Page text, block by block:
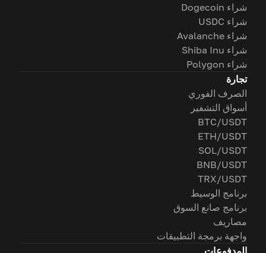
شراء Dogecoin
شراء USDC
شراء Avalanche
شراء Shiba Inu
شراء Polygon
تجارة
الصرف الفوري
أسواق التشفير
BTC/USDT
ETH/USDT
SOL/USDT
BNB/USDT
TRX/USDT
برنامج الوسيط
برنامج صانع السوق
مصاريف
واجهة برمجة التطبيقات